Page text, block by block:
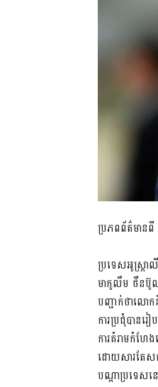
ប្រភពព័ត៌មាន
ប្រទេសអូស្ត្រា
មាកូលឹម ថឺនប៊ូល
បញ្ជាក់ថាលោ
ការប្រជុំបាន
ការគំរាមកំហែ
ដោយសារតែស
បណ្តាប្រទេសន